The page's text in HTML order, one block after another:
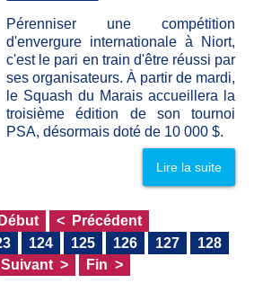
Pérenniser une compétition
d'envergure internationale à Niort,
c'est le pari en train d'être réussi par
ses organisateurs. À partir de mardi,
le Squash du Marais accueillera la
troisième édition de son tournoi
PSA, désormais doté de 10 000 $.
Lire la suite
Début
Précédent
124 125 126 127
128
Suivant
Fin